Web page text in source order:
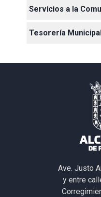
Servicios a la
Tesorería
Ave. Justo
y entre